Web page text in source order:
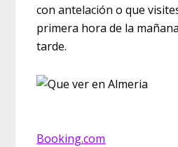
con antelación o que
primera hora de la
tarde.
Booking.com